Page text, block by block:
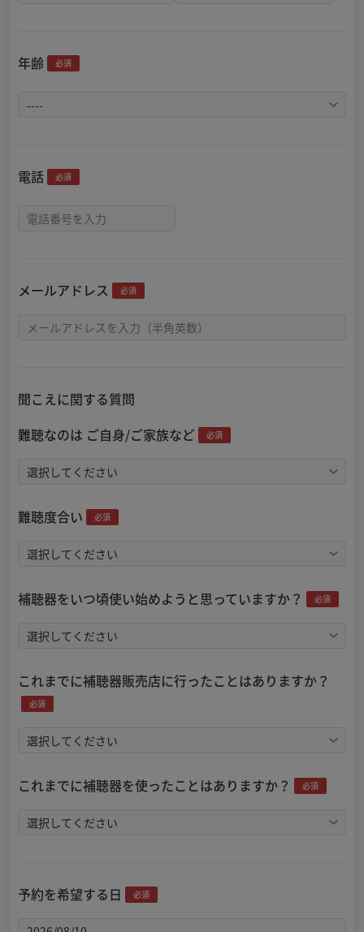
年齢 必須
電話 必須
メールアドレス 必須
聞こえに関する質問
難聴なのは ご自身/ご家族など
必須
難聴度合い 必須
補聴器をいつ頃使い始めようと思っていますか？ 必須
これまでに補聴器販売店に行ったことはありますか？
必須
これまでに補聴器を使ったことはありますか？ 必須
予約を希望する日 必須